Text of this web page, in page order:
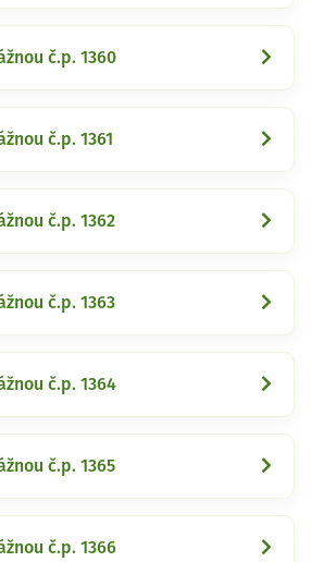
č.p. 1360
č.p. 1361
č.p. 1362
č.p. 1363
č.p. 1364
č.p. 1365
č.p. 1366